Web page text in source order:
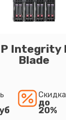
Integrity
Blade
Скидка
до
20%